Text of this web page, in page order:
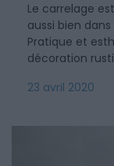
Le carrelage
aussi bien
Pratique et
décoration
23 avril 2020